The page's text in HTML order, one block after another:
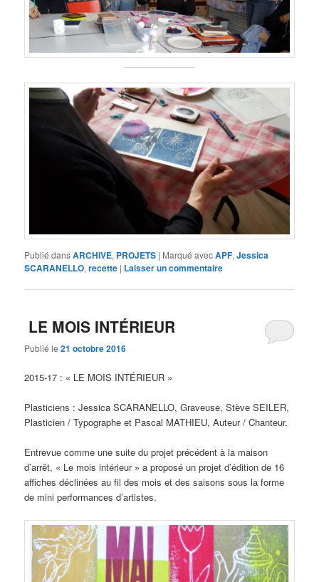
Publié dansARCHIVE, PROJETS | Marqué avecAPF,Jessica
SCARANELLO,recette | Laisser un commentaire
LE MOIS INTÉRIEUR
Publié le21 octobre 2016
2015-17 : « LE MOIS INTÉRIEUR »
Plasticiens : Jessica SCARANELLO, Graveuse, Stève SEILER,
Plasticien / Typographe et Pascal MATHIEU, Auteur / Chanteur.
Entrevue comme une suite du projet précédent à la maison
d’arrêt, « Le mois intérieur » a proposé un projet d’édition de 16
affiches déclinées au fil des mois et des saisons sous la forme
de mini performances d’artistes.